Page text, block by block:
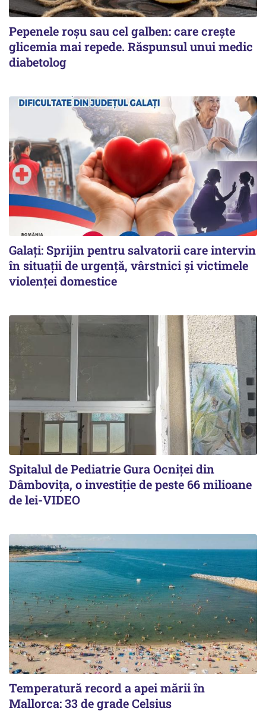
Pepenele roșu sau cel galben: care crește
glicemia mai repede. Răspunsul unui medic
diabetolog
Galați: Sprijin pentru salvatorii care intervin
în situații de urgență, vârstnici și victimele
violenței domestice
Spitalul de Pediatrie Gura Ocniței din
Dâmbovița, o investiție de peste 66 milioane
de lei-VIDEO
Temperatură record a apei mării în
Mallorca: 33 de grade Celsius